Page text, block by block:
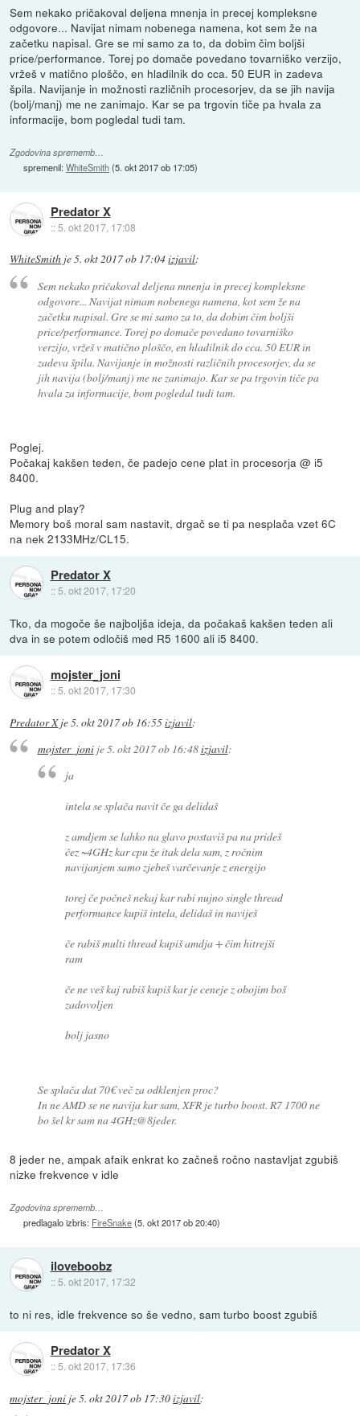
Sem nekako pričakoval deljena mnenja in precej kompleksne
odgovore... Navijat nimam nobenega namena, kot sem že na
začetku napisal. Gre se mi samo za to, da dobim čim boljši
price/performance. Torej po domače povedano tovarniško verzijo,
vržeš v matično ploščo, en hladilnik do cca. 50 EUR in zadeva
špila. Navijanje in možnosti različnih procesorjev, da se jih navija
(bolj/manj) me ne zanimajo. Kar se pa trgovin tiče pa hvala za
informacije, bom pogledal tudi tam.
Zgodovina sprememb…
spremenil:WhiteSmith(5. okt 2017 ob 17:05)
Predator X
::5. okt 2017, 17:08
WhiteSmith je5. okt 2017 ob 17:04izjavil:
Sem nekako pričakoval deljena mnenja in precej kompleksne
odgovore... Navijat nimam nobenega namena, kot sem že na
začetku napisal. Gre se mi samo za to, da dobim čim boljši
price/performance. Torej po domače povedano tovarniško
verzijo, vržeš v matično ploščo, en hladilnik do cca. 50 EUR in
zadeva špila. Navijanje in možnosti različnih procesorjev, da se
jih navija (bolj/manj) me ne zanimajo. Kar se pa trgovin tiče pa
hvala za informacije, bom pogledal tudi tam.
Poglej.
Počakaj kakšen teden, če padejo cene plat in procesorja @ i5
8400.
Plug and play?
Memory boš moral sam nastavit, drgač se ti pa nesplača vzet 6C
na nek 2133MHz/CL15.
Predator X
:: 5. okt 2017, 17:20
Tko, da mogoče še najboljša ideja, da počakaš kakšen teden ali
dva in se potem odločiš med R5 1600 ali i5 8400.
mojster_joni
::5. okt 2017, 17:30
Predator Xje5. okt 2017 ob 16:55izjavil:
mojster_jonije5. okt 2017 ob 16:48izjavil:
ja
intela se splača navit če ga delidaš
z amdjem se lahko na glavo postaviš pa na prideš
čez ~4GHz kar cpu že itak dela sam, z ročnim
navijanjem samo zjebeš varčevanje z energijo
torej če počneš nekaj kar rabi nujno single thread
performance kupiš intela, delidaš in naviješ
če rabiš multi thread kupiš amdja + čim hitrejši
ram
če ne veš kaj rabiš kupiš kar je ceneje z obojim boš
zadovoljen
bolj jasno
Se splača dat 70€ več za odklenjen proc?
In ne AMD se ne navija kar sam, XFR je turbo boost. R7 1700 ne
bo šel kr sam na 4GHz@8jeder.
8 jeder ne, ampak afaik enkrat ko začneš ročno nastavljat zgubiš
nizke frekvence v idle
Zgodovina sprememb…
predlagalo izbris: FireSnake(5. okt 2017 ob 20:40)
iloveboobz
:: 5. okt 2017, 17:32
to ni res, idle frekvence so še vedno, sam turbo boost zgubiš
Predator X
::5. okt 2017, 17:36
mojster_joni je5. okt 2017 ob 17:30izjavil: